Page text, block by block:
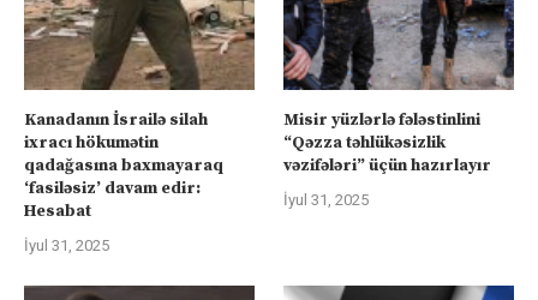
Kanadanın İsrailə silah
ixracı hökumətin
qadağasına baxmayaraq
‘fasiləsiz’ davam edir:
Hesabat
İyul 31, 2025
Misir yüzlərlə fələstinlini
“Qəzza təhlükəsizlik
vəzifələri” üçün hazırlayır
İyul 31, 2025